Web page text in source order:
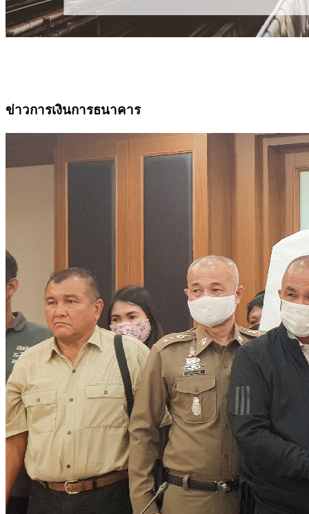
ข่าวการเงินการธนาคาร